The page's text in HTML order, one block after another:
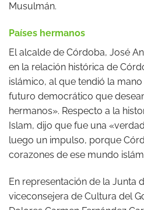
Musulmán.
Países hermanos
El alcalde de Córdoba, José
en la relación histórica de
islámico, al que tendió la
futuro democrático que
hermanos». Respecto a la
Islam, dijo que fue una
luego un impulso, porque
corazones de ese mundo
En representación de la Junta
viceconsejera de Cultura del